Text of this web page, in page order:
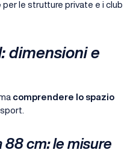
per le strutture private e i club
dimensioni e
comprendere lo spazio
88 cm: le misure